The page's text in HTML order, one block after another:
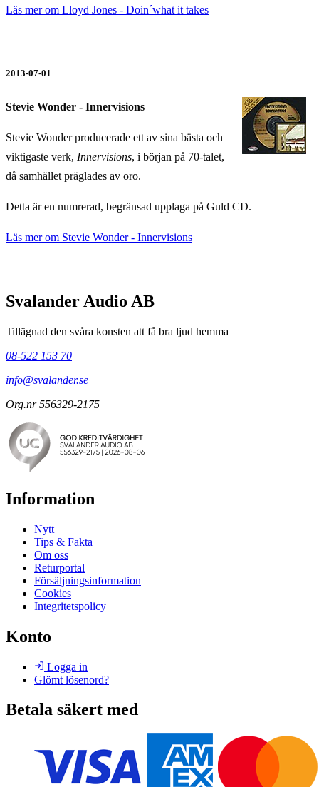
Läs mer om Lloyd Jones - Doin´what it takes
2013-07-01
Stevie Wonder - Innervisions
Stevie Wonder producerade ett av sina bästa och
viktigaste verk, Innervisions, i början på 70-talet,
då samhället präglades av oro.
Detta är en numrerad, begränsad upplaga på Guld CD.
Läs mer om Stevie Wonder - Innervisions
Svalander Audio AB
Tillägnad den svåra konsten att få bra ljud hemma
08-522 153 70
info@svalander.se
Org.nr 556329-2175
Information
Nytt
Tips & Fakta
Om oss
Returportal
Försäljningsinformation
Cookies
Integritetspolicy
Konto
Logga in
Glömt lösenord?
Betala säkert med